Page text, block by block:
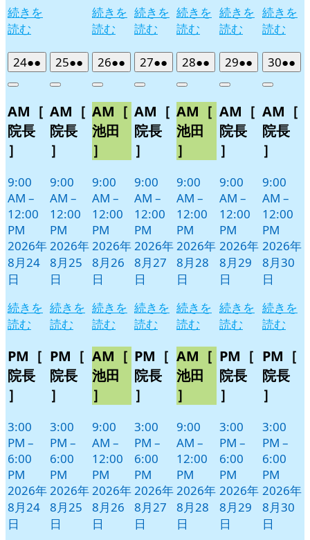
続きを
読む
続きを
読む
続きを
読む
続きを
読む
続きを
読む
続きを
読む
242026
年
月
24
日
●●
件
イ
ベ
ト)
Close
AM［
院長
］
9:00
AM –
12:00
PM
2026年
8月24
日
続きを
読む
PM［
院長
］
3:00
PM –
6:00
PM
2026年
8月24
日
252026
年
月
25
日
●●
件
イ
ベ
ト)
Close
AM［
院長
］
9:00
AM –
12:00
PM
2026年
8月25
日
続きを
読む
PM［
院長
］
3:00
PM –
6:00
PM
2026年
8月25
日
262026
年
月
26
日
●●
件
イ
ベ
ト)
Close
AM［
池田
］
9:00
AM –
12:00
PM
2026年
8月26
日
続きを
読む
AM［
池田
］
9:00
AM –
12:00
PM
2026年
8月26
日
272026
年
月
27
日
●●
件
イ
ベ
ト)
Close
AM［
院長
］
9:00
AM –
12:00
PM
2026年
8月27
日
続きを
読む
PM［
院長
］
3:00
PM –
6:00
PM
2026年
8月27
日
282026
年
月
28
日
●●
件
イ
ベ
ト)
Close
AM［
池田
］
9:00
AM –
12:00
PM
2026年
8月28
日
続きを
読む
AM［
池田
］
9:00
AM –
12:00
PM
2026年
8月28
日
292026
年
月
29
日
●●
件
イ
ベ
ト)
Close
AM［
院長
］
9:00
AM –
12:00
PM
2026年
8月29
日
続きを
読む
PM［
院長
］
3:00
PM –
6:00
PM
2026年
8月29
日
302026
年
月
30
日
●●
件
イ
Close
AM［
院長
］
9:00
AM –
12:00
PM
2026年
8月30
日
続きを
読む
PM［
院長
］
3:00
PM –
6:00
PM
2026年
8月30
日